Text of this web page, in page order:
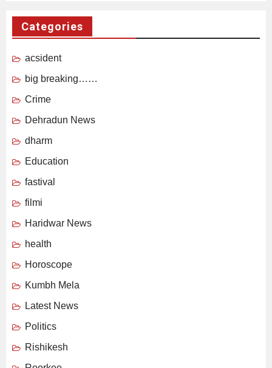
Categories
acsident
big breaking……
Crime
Dehradun News
dharm
Education
fastival
filmi
Haridwar News
health
Horoscope
Kumbh Mela
Latest News
Politics
Rishikesh